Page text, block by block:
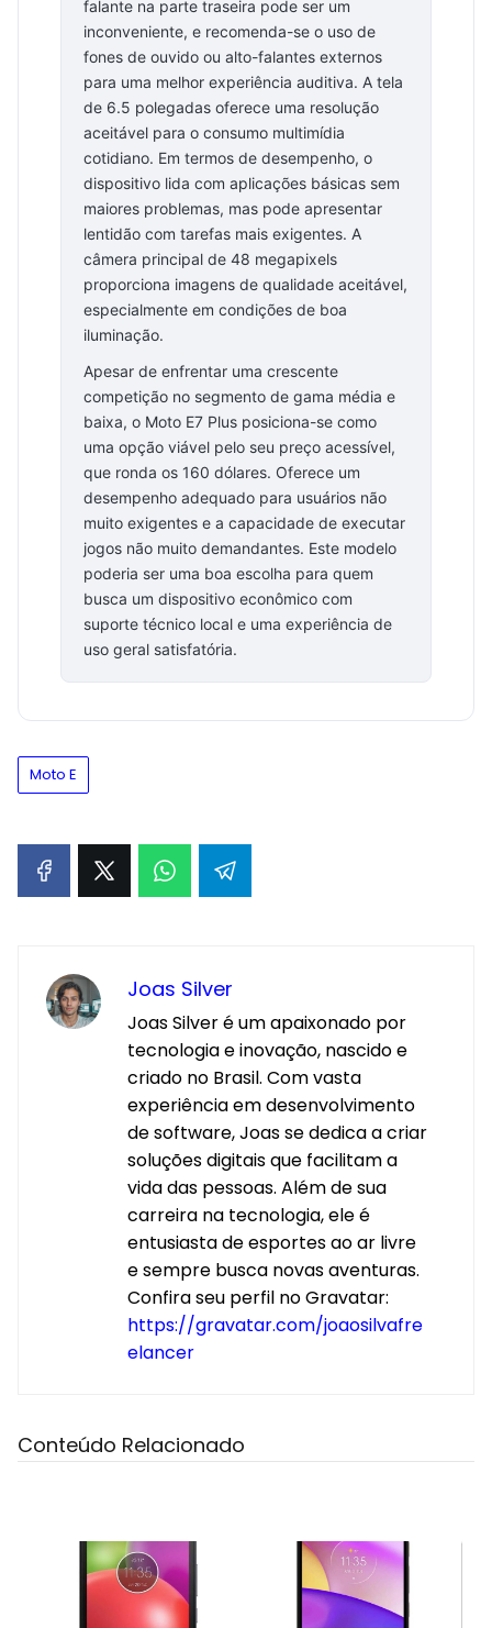
falante na parte traseira pode ser um
inconveniente, e recomenda-se o uso de
fones de ouvido ou alto-falantes externos
para uma melhor experiência auditiva. A tela
de 6.5 polegadas oferece uma resolução
aceitável para o consumo multimídia
cotidiano. Em termos de desempenho, o
dispositivo lida com aplicações básicas sem
maiores problemas, mas pode apresentar
lentidão com tarefas mais exigentes. A
câmera principal de 48 megapixels
proporciona imagens de qualidade aceitável,
especialmente em condições de boa
iluminação.
Apesar de enfrentar uma crescente
competição no segmento de gama média e
baixa, o Moto E7 Plus posiciona-se como
uma opção viável pelo seu preço acessível,
que ronda os 160 dólares. Oferece um
desempenho adequado para usuários não
muito exigentes e a capacidade de executar
jogos não muito demandantes. Este modelo
poderia ser uma boa escolha para quem
busca um dispositivo econômico com
suporte técnico local e uma experiência de
uso geral satisfatória.
Moto E
Joas Silver
Joas Silver é um apaixonado por
tecnologia e inovação, nascido e
criado no Brasil. Com vasta
experiência em desenvolvimento
de software, Joas se dedica a criar
soluções digitais que facilitam a
vida das pessoas. Além de sua
carreira na tecnologia, ele é
entusiasta de esportes ao ar livre
e sempre busca novas aventuras.
Confira seu perfil no Gravatar:
https://gravatar.com/joaosilvafre
elancer
Conteúdo Relacionado